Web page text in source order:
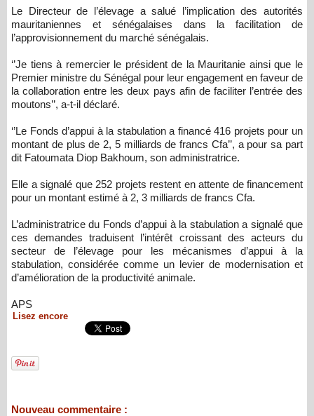
Le Directeur de l’élevage a salué l’implication des autorités
mauritaniennes et sénégalaises dans la facilitation de
l’approvisionnement du marché sénégalais.
‘’Je tiens à remercier le président de la Mauritanie ainsi que le
Premier ministre du Sénégal pour leur engagement en faveur de
la collaboration entre les deux pays afin de faciliter l’entrée des
moutons’’, a-t-il déclaré.
‘’Le Fonds d’appui à la stabulation a financé 416 projets pour un
montant de plus de 2, 5 milliards de francs Cfa’’, a pour sa part
dit Fatoumata Diop Bakhoum, son administratrice.
Elle a signalé que 252 projets restent en attente de financement
pour un montant estimé à 2, 3 milliards de francs Cfa.
L’administratrice du Fonds d’appui à la stabulation a signalé que
ces demandes traduisent l’intérêt croissant des acteurs du
secteur de l’élevage pour les mécanismes d’appui à la
stabulation, considérée comme un levier de modernisation et
d’amélioration de la productivité animale.
APS
Lisez encore
Nouveau commentaire :